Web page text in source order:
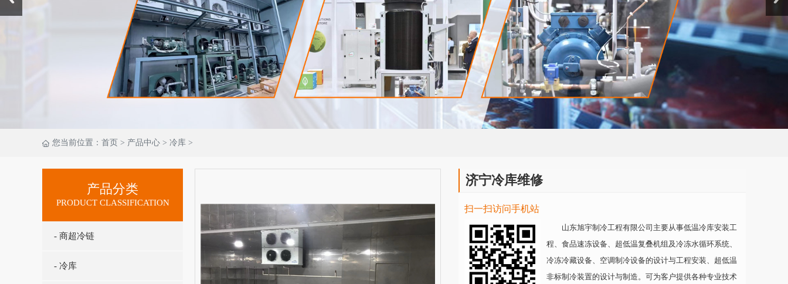
您当前位置： 首页 > 产品中心 > 冷库 >
产品分类
PRODUCT CLASSIFICATION
- 商超冷链
- 冷库
济宁冷库维修
扫一扫访问手机站
山东旭宇制冷工程有限公司主要从事低温冷库安装工
程、食品速冻设备、超低温复叠机组及冷冻水循环系统、
冷冻冷藏设备、空调制冷设备的设计与工程安装、超低温
非标制冷装置的设计与制造。可为客户提供各种专业技术